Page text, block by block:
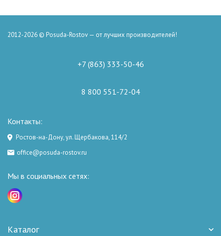
2012-2026 © Posuda-Rostov — от лучших производителей!
+7 (863) 333-50-46
8 800 551-72-04
Контакты:
Ростов-на-Дону, ул. Щербакова, 114/2
office@posuda-rostov.ru
Мы в социальных сетях:
Каталог